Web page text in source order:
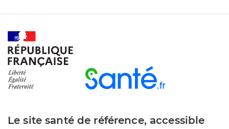
Le site santé de référence, accessible